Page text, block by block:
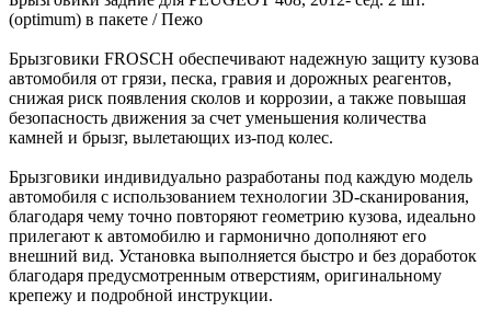
(optimum) в пакете / Пежо
Брызговики FROSCH обеспечивают надежную защиту кузова
автомобиля от грязи, песка, гравия и дорожных реагентов,
снижая риск появления сколов и коррозии, а также повышая
безопасность движения за счет уменьшения количества
камней и брызг, вылетающих из-под колес.
Брызговики индивидуально разработаны под каждую модель
автомобиля с использованием технологии 3D-сканирования,
благодаря чему точно повторяют геометрию кузова, идеально
прилегают к автомобилю и гармонично дополняют его
внешний вид. Установка выполняется быстро и без доработок
благодаря предусмотренным отверстиям, оригинальному
крепежу и подробной инструкции.